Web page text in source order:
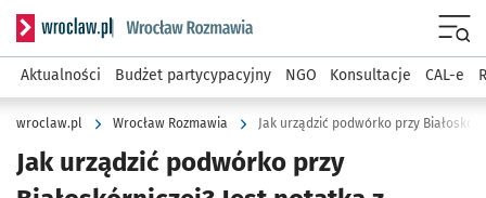
Serwis informacyjny wroclaw.pl podserwis: Rozmawia
Aktualności Budżet partycypacyjny NGO Konsultacje CAL-e
wroclaw.pl Wrocław Rozmawia Jak urządzić podwórko przy
Jak urządzić podwórko przy